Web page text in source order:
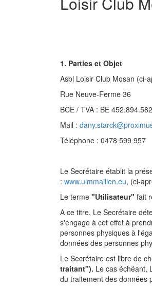
1. Parties et Objet
Asbl Loisir Club Mosan (ci-
Rue Neuve-Ferme 36
BCE / TVA : BE 452.894.582
Mail :
Téléphone : 0478 599 957
Le Secrétaire établit la
: www.ulmmaillen.eu, (ci-
Le terme "Utilisateur" fait
A ce titre, Le Secrétaire
s'engage à cet effet à
personnes physiques à
données des personnes
Le Secrétaire est libre de
traitant"). Le cas échéant,
du traitement des données